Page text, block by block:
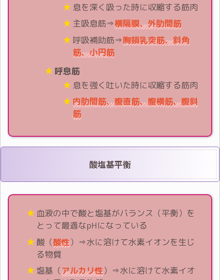
息を深く吸った時に収縮する筋肉
主吸息筋⇒横隔膜、外肋間筋
呼吸補助筋⇒胸鎖乳突筋、斜角
筋、小円筋
呼息筋
息を強く吐いた時に収縮する筋肉
内肋間筋、腹直筋、腹横筋、腹斜
筋
酸塩基平衡
血液の中で酸と塩基がバランス（平衡）を
とって最適なpHになっている
酸（酸性）⇒水に溶けて水素イオンを生じ
る物質
塩基（アルカリ性）⇒水に溶けて水素イオ